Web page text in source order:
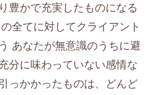
豊かで充実したものになる
全てに対してクライアント
あなたが無意識のうちに避
分に味わっていない感情な
っかかったものは、どんど